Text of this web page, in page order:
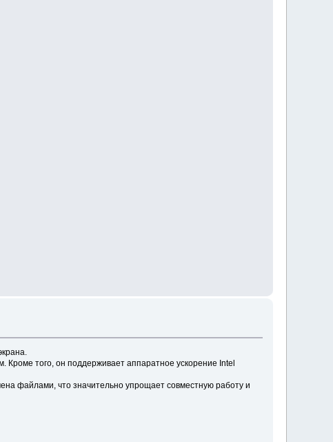
Кроме того, он поддерживает аппаратное ускорение Intel
файлами, что значительно упрощает совместную работу и